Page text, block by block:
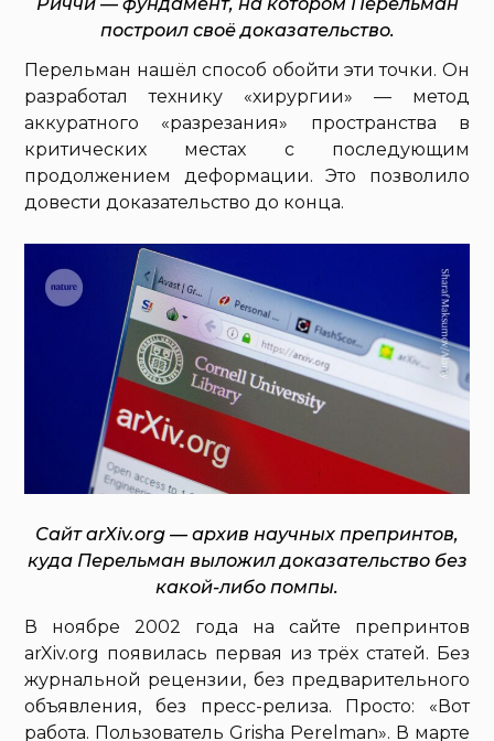
построил своё доказательство.
Перельман нашёл способ обойти эти точки. Он
разработал технику «хирургии» — метод
аккуратного «разрезания» пространства в
критических местах с последующим
продолжением деформации. Это позволило
довести доказательство до конца.
Сайт arXiv.org — архив научных препринтов,
куда Перельман выложил доказательство без
какой-либо помпы.
В ноябре 2002 года на сайте препринтов
arXiv.org появилась первая из трёх статей. Без
журнальной рецензии, без предварительного
объявления, без пресс-релиза. Просто: «Вот
работа. Пользователь Grisha Perelman». В марте